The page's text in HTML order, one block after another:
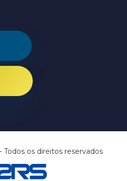
os direitos reservados